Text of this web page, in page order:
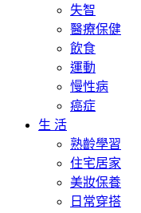
失智
醫療保健
飲食
運動
慢性病
癌症
生 活
熟齡學習
住宅居家
美妝保養
日常穿搭